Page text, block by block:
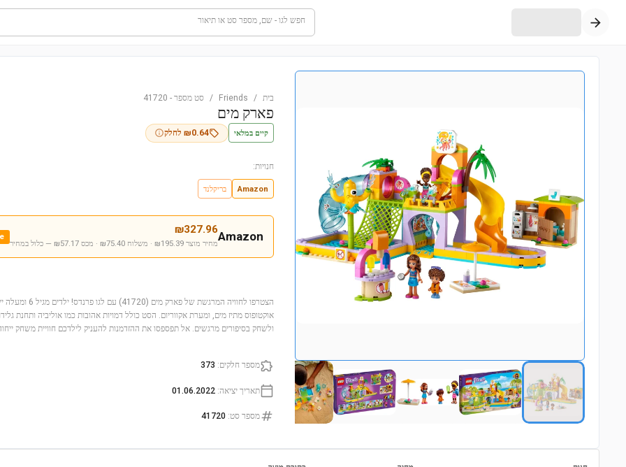
חפש לגו - שם, מספר סט או תיאור
בית /
Friends
/ סט מספר -
41720
פארק מים
קיים במלאי ₪0.64 לחלק
חנויות:
Amazon בריקלנד
Amazon
₪327.96
מחיר מוצר ₪195.39 · משלוח ₪75.40 · מכס ₪57.17 — כלול במחיר
הצטרפו לחוויה
אוקטופוס מתיז מים, ומערת אקווריום. הסט כולל דמויות אהובות כמו אוליביה ותחנת
ולשחק בסיפורים מרגשים. אל תפספסו את ההזדמנות להעניק לילדכם חוויית משחק
מספר חלקים:
373
תאריך יציאה:
01.06.2022
מספר סט:
41720